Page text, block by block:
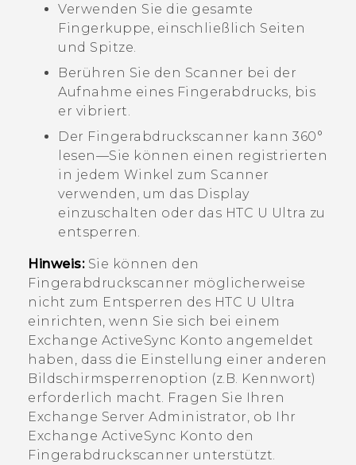
Verwenden Sie die gesamte
Fingerkuppe, einschließlich Seiten
und Spitze.
Berühren Sie den Scanner bei der
Aufnahme eines Fingerabdrucks, bis
er vibriert.
Der Fingerabdruckscanner kann 360°
lesen—Sie können einen registrierten
in jedem Winkel zum Scanner
verwenden, um das Display
einzuschalten oder das HTC U Ultra zu
entsperren.
Hinweis:Sie können den
Fingerabdruckscanner möglicherweise
nicht zum Entsperren des HTC U Ultra
einrichten, wenn Sie sich bei einem
Exchange ActiveSync Konto angemeldet
haben, dass die Einstellung einer anderen
Bildschirmsperrenoption (z.B. Kennwort)
erforderlich macht. Fragen Sie Ihren
Exchange Server Administrator, ob Ihr
Exchange ActiveSync Konto den
Fingerabdruckscanner unterstützt.